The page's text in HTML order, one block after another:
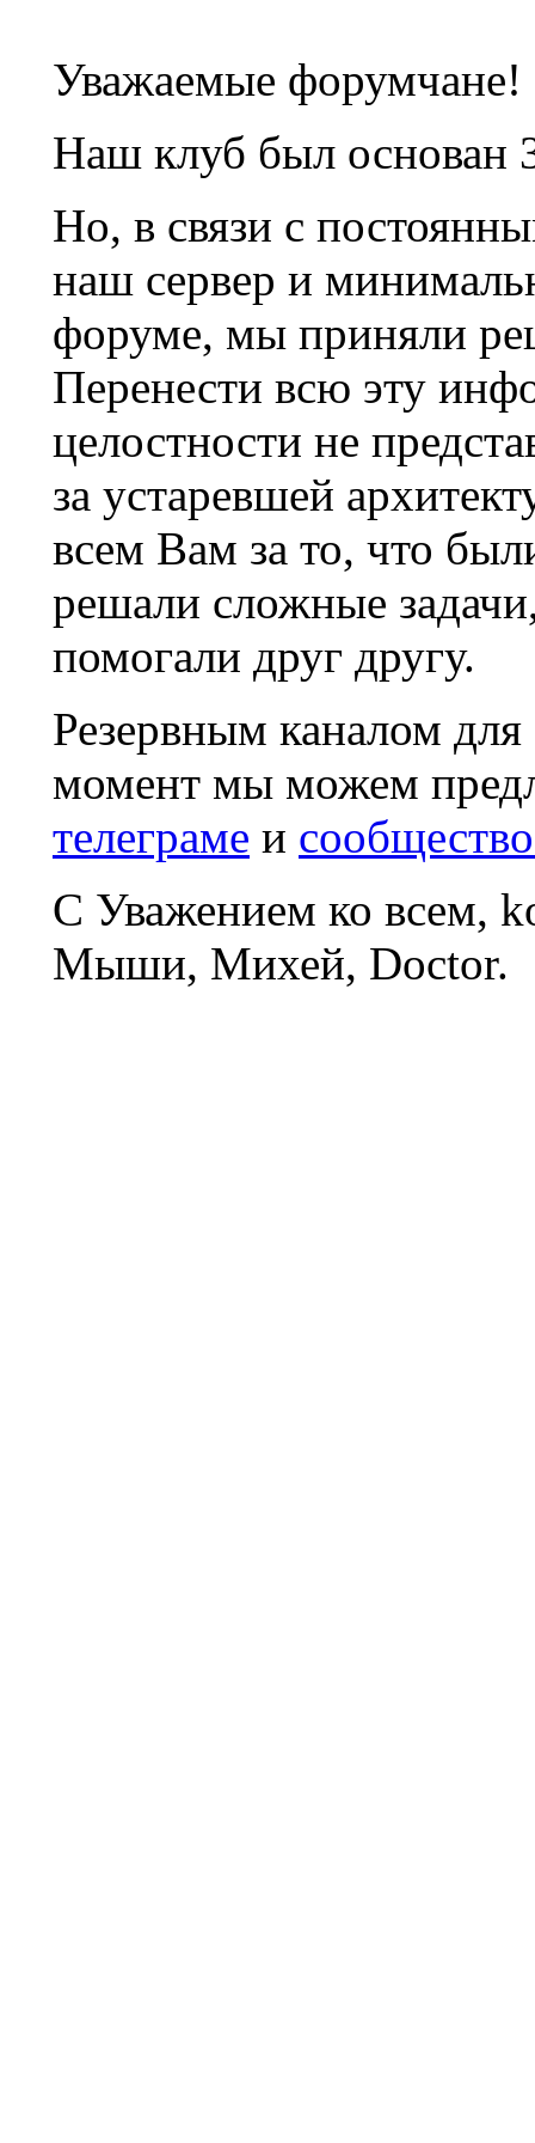
Уважаемые форумчане!
Наш клуб был основан
Но, в связи с
наш сервер и
форуме, мы приняли
Перенести всю эту
целостности не
за устаревшей
всем Вам за то, что
решали сложные
помогали друг другу.
Резервным каналом
момент мы можем
телеграме и
С Уважением ко всем,
Мыши, Михей, Doctor.